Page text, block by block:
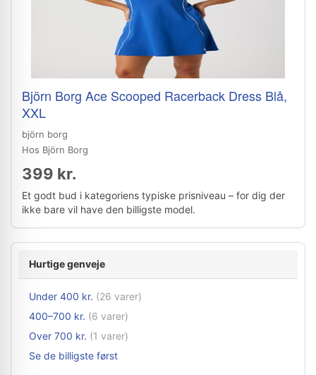
Björn Borg Ace Scooped Racerback Dress Blå,
XXL
björn borg
Hos Björn Borg
399 kr.
Et godt bud i kategoriens typiske prisniveau – for dig der
ikke bare vil have den billigste model.
Hurtige genveje
Under 400 kr. (26 varer)
400–700 kr. (6 varer)
Over 700 kr. (1 varer)
Se de billigste først